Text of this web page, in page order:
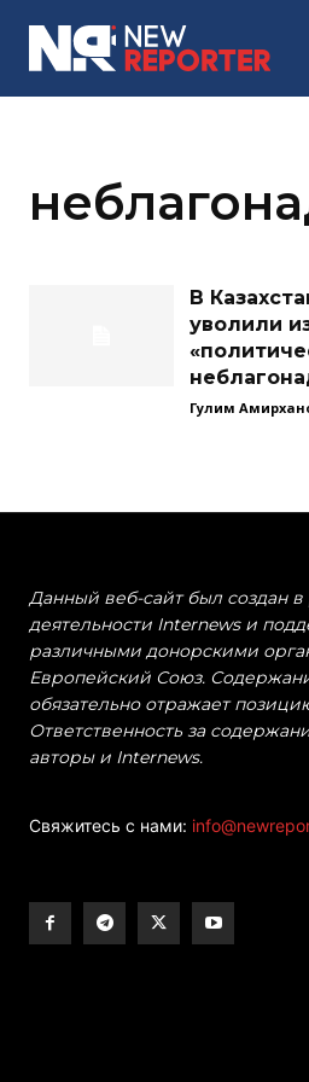
В
уволили
Гулим
Данный веб-сайт был создан в
деятельности Internews и
различными донорскими
Европейский Союз.
обязательно отражает
Ответственность за
авторы и Internews.
Свяжитесь с нами: